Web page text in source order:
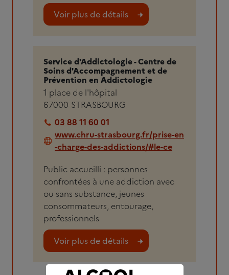
Voir plus de détails
Service d'Addictologie - Centre de
Soins d'Accompagnement et de
Prévention en Addictologie
1 place de l'hôpital
67000 STRASBOURG
03 88 11 60 01
www.chru-strasbourg.fr/prise-en
-charge-des-addictions/#le-ce
Public accueilli : personnes
confrontées à une addiction avec
ou sans substance, jeunes
consommateurs, entourage,
professionnels
Voir plus de détails